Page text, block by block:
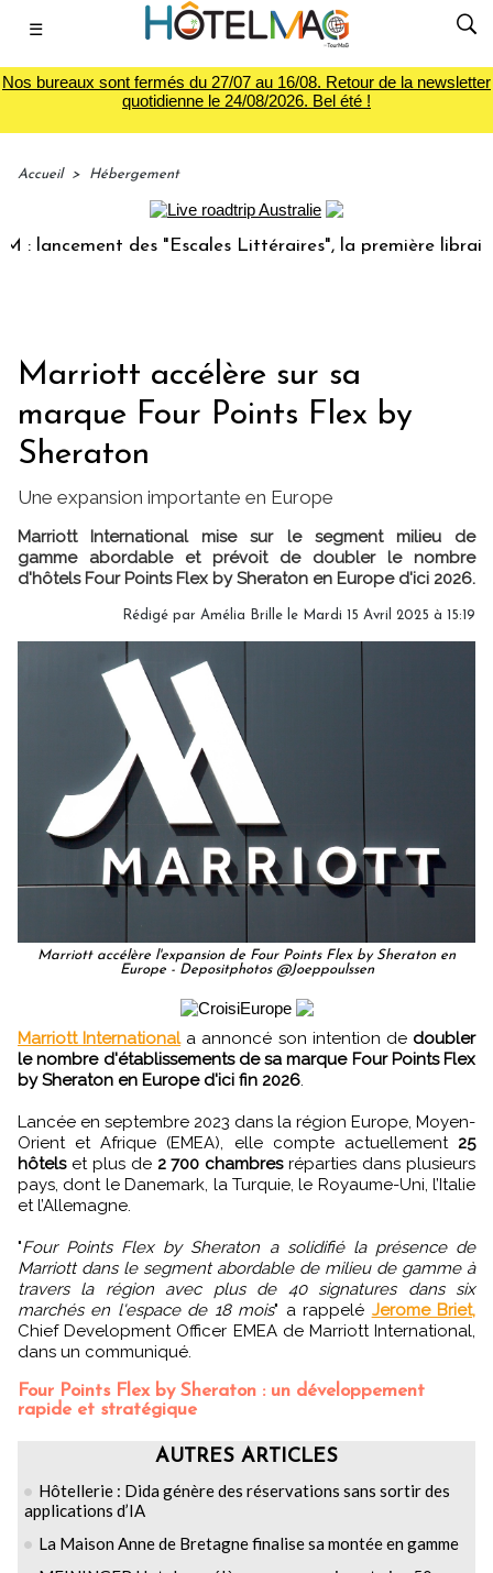
☰
Nos bureaux sont fermés du 27/07 au 16/08. Retour de la newsletter
quotidienne le 24/08/2026. Bel été !
Accueil > Hébergement
des "Escales Littéraires", la première librairie du
Marriott accélère sur sa
marque Four Points Flex by
Sheraton
Une expansion importante en Europe
Marriott International mise sur le segment milieu de
gamme abordable et prévoit de doubler le nombre
d'hôtels Four Points Flex by Sheraton en Europe d'ici 2026.
Rédigé par Amélia Brille le Mardi 15 Avril 2025 à 15:19
Marriott accélère l'expansion de Four Points Flex by Sheraton en
Europe - Depositphotos @Joeppoulssen
Marriott Internationala annoncé son intention de doubler
le nombre d'établissements de sa marque Four Points Flex
by Sheraton en Europe d'ici fin 2026
Lancée en septembre 2023 dans la région Europe, Moyen-
Orient et Afrique (EMEA), elle compte actuellement 25
hôtelset plus de 2 700 chambresréparties dans plusieurs
pays, dont le Danemark, la Turquie, le Royaume-Uni, l’Italie
et l’Allemagne.
"Four Points Flex by Sheraton a solidifié la présence de
Marriott dans le segment abordable de milieu de gamme à
travers la région avec plus de 40 signatures dans six
marchés en l'espace de 18 mois" a rappelé Jerome Briet,
Chief Development Officer EMEA de Marriott International,
dans un communiqué.
Four Points Flex by Sheraton : un développement
rapide et stratégique
AUTRES ARTICLES
Hôtellerie : Dida génère des réservations sans sortir des
applications d’IA
La Maison Anne de Bretagne finalise sa montée en gamme